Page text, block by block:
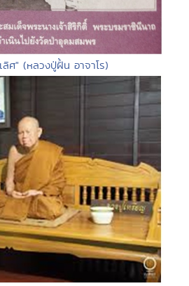
ลิศ" (หลวงปู่ฝั้น อาจาโร)